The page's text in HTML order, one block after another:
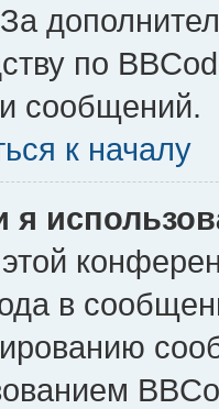
по
сообщений.
к началу
я
в